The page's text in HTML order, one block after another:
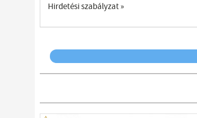
Hirdetési szabályzat »